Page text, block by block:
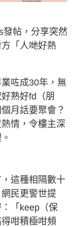
發帖，分享突然
「人哋好熱
咗成30年，無
熟好fd（朋
月話要聚會？
情，令樓主深
這種相隔數十
民更警世提
「keep（保
咁積極咁頻